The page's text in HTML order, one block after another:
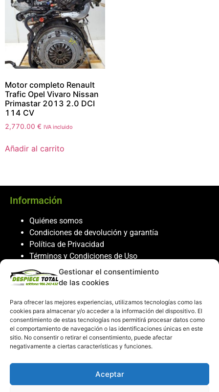
Gestionar el consentimiento
de las cookies
Para ofrecer las mejores experiencias, utilizamos tecnologías como las
cookies para almacenar y/o acceder a la información del dispositivo. El
consentimiento de estas tecnologías nos permitirá procesar datos como
el comportamiento de navegación o las identificaciones únicas en este
sitio. No consentir o retirar el consentimiento, puede afectar
negativamente a ciertas características y funciones.
Aceptar
Motor completo Renault
Trafic Opel Vivaro Nissan
Primastar 2013 2.0 DCI
114 CV
2,770.00 € IVA incluido
Añadir al carrito
Información
Quiénes somos
Condiciones de devolución y garantía
Política de Privacidad
Términos y Condiciones de Uso
Política de Cookies
Servicio al cliente
Contacto
986 243 432
608 867 074
recambiosdespiecetotal@gmail.com
Mi cuenta
Mi Cuenta